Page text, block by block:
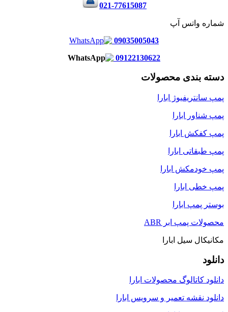
021-77615087
شماره واتس آپ
09035005043
09122130622
دسته بندی محصولات
پمپ سانتریفیوژ ابارا
پمپ شناور ابارا
پمپ کفکش ابارا
پمپ طبقاتی ابارا
پمپ خودمکش ابارا
پمپ خطی ابارا
بوستر پمپ ابارا
محصولات پمپ ابر ABR
مکانیکال سیل ابارا
دانلود
دانلود کاتالوگ محصولات ابارا
دانلود نقشه تعمیر و سرویس ابارا